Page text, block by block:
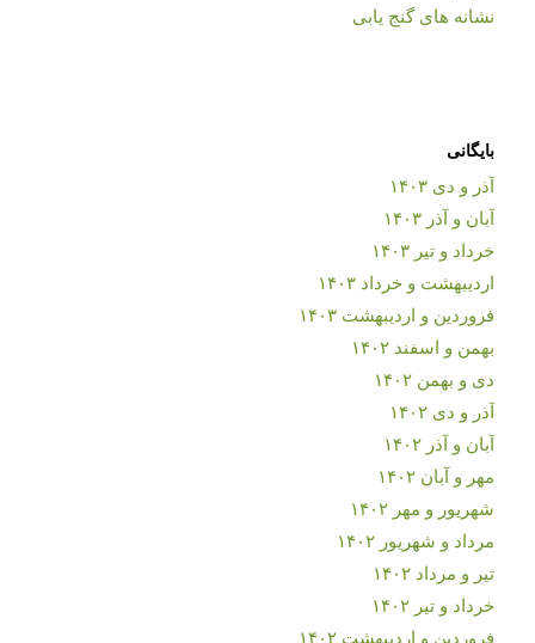
نشانه های گنج یابی
بایگانی
آذر و دی ۱۴۰۳
آبان و آذر ۱۴۰۳
خرداد و تیر ۱۴۰۳
اردیبهشت و خرداد ۱۴۰۳
فروردین و اردیبهشت ۱۴۰۳
بهمن و اسفند ۱۴۰۲
دی و بهمن ۱۴۰۲
آذر و دی ۱۴۰۲
آبان و آذر ۱۴۰۲
مهر و آبان ۱۴۰۲
شهریور و مهر ۱۴۰۲
مرداد و شهریور ۱۴۰۲
تیر و مرداد ۱۴۰۲
خرداد و تیر ۱۴۰۲
فروردین و اردیبهشت ۱۴۰۲